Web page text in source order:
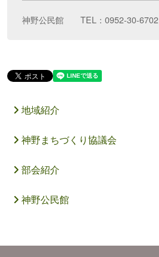
神野公民館 TEL：0952-30-6702
地域紹介
神野まちづくり協議会
部会紹介
神野公民館